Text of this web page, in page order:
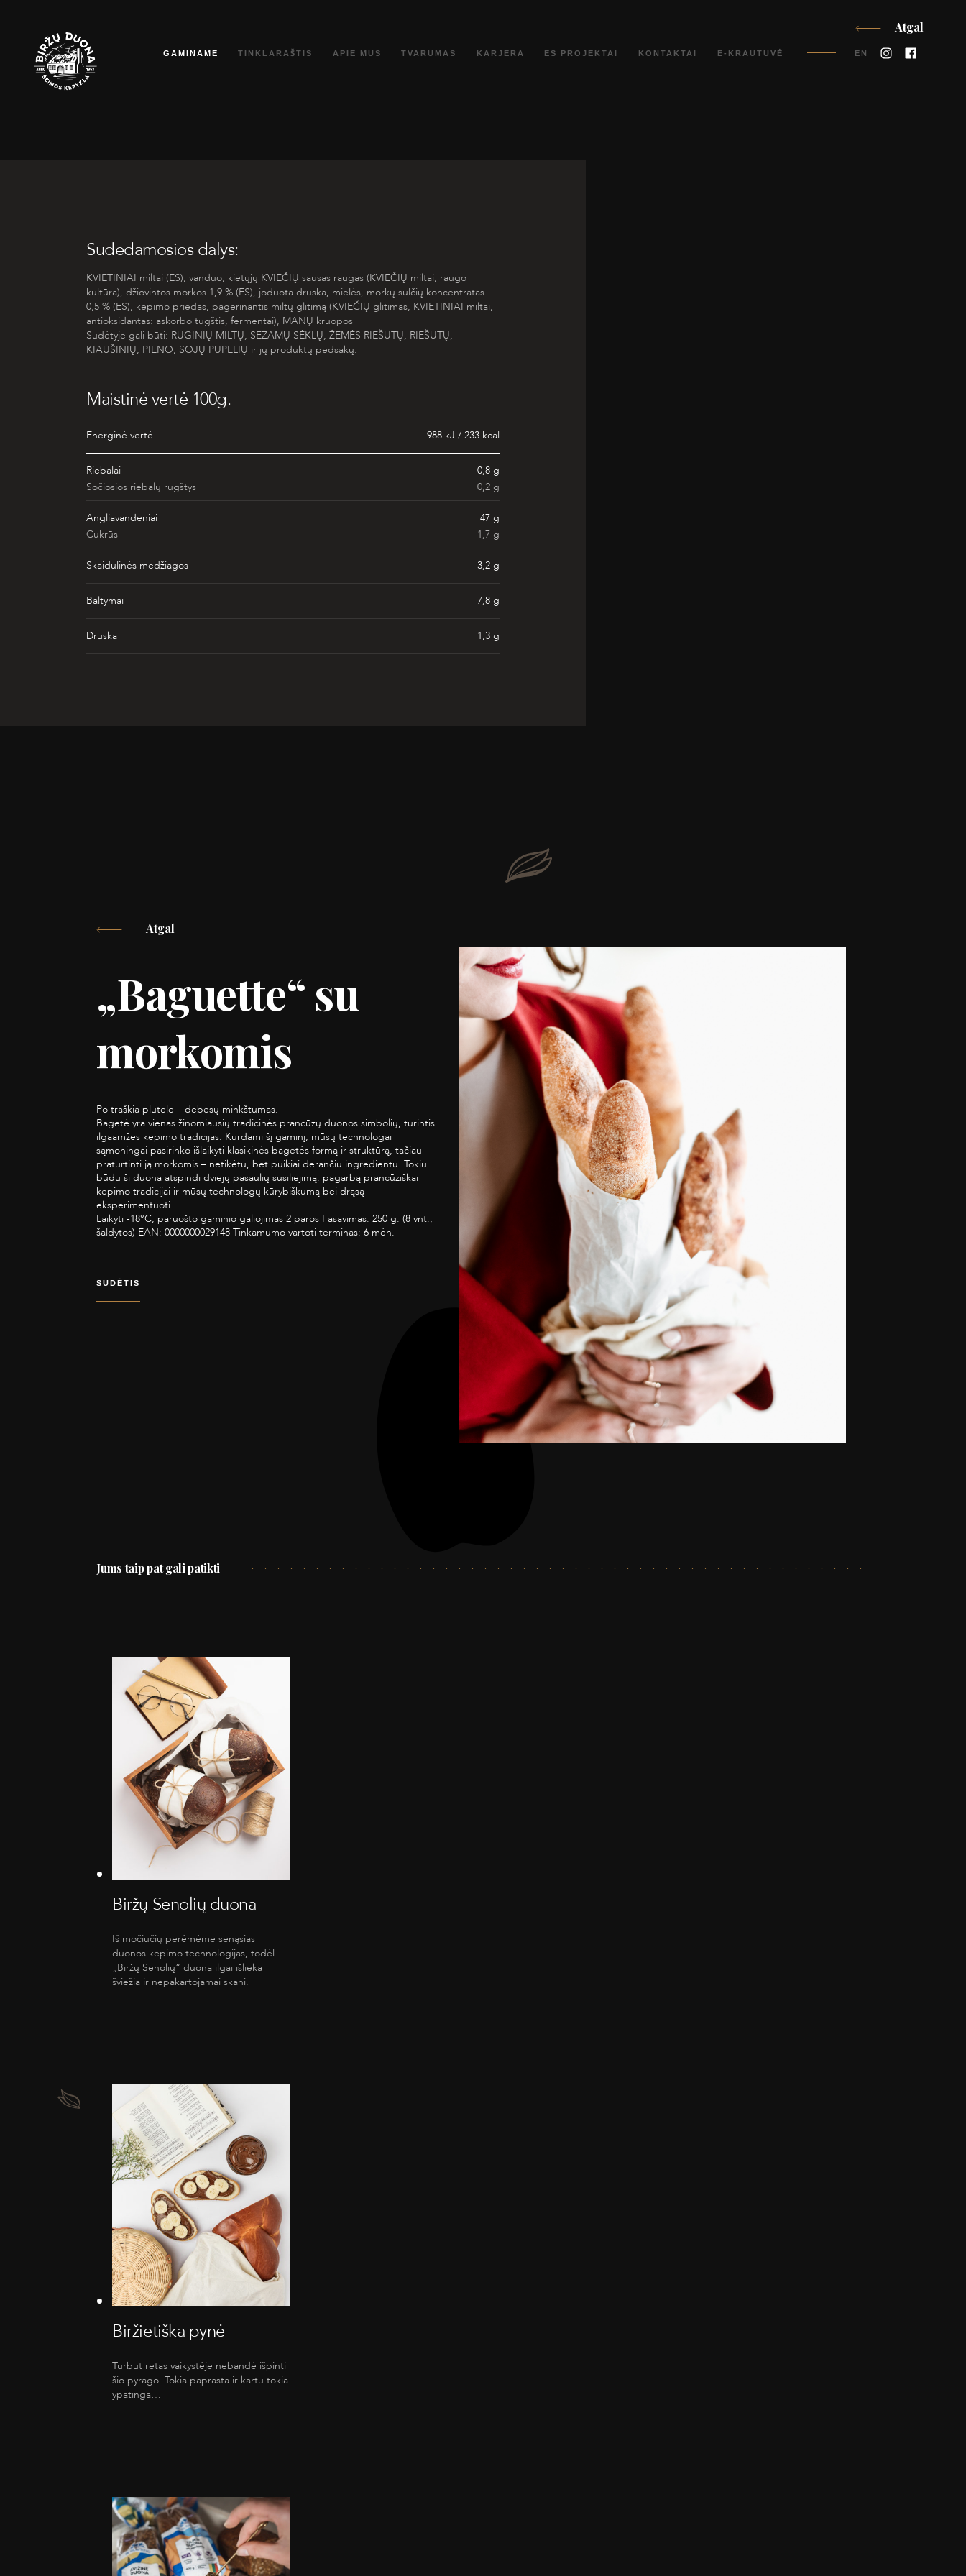
turinio
GAMINAME TINKLARAŠTIS APIE MUS TVARUMAS KARJERA ES PROJEKTAI KONTAKTAI E-KRAUTUVĖ EN Instagram
Atgal
Sudedamosios dalys:
KVIETINIAI miltai (ES), vanduo, kietųjų KVIEČIŲ sausas raugas (KVIEČIŲ miltai, raugo
kultūra), džiovintos morkos 1,9 % (ES), joduota druska, mielės, morkų sulčių koncentratas
0,5 % (ES), kepimo priedas, pagerinantis miltų glitimą (KVIEČIŲ glitimas, KVIETINIAI miltai,
antioksidantas: askorbo tūgštis, fermentai), MANŲ kruopos
Sudėtyje gali būti: RUGINIŲ MILTŲ, SEZAMŲ SĖKLŲ, ŽEMĖS RIEŠUTŲ, RIEŠUTŲ,
KIAUŠINIŲ, PIENO, SOJŲ PUPELIŲ ir jų produktų pėdsakų.
Maistinė vertė 100g.
Energinė vertė 988 kJ / 233 kcal
Riebalai
0,8 g
Sočiosios riebalų rūgštys
0,2 g
Angliavandeniai
47 g
Cukrūs
1,7 g
Skaidulinės medžiagos 3,2 g
Baltymai 7,8 g
Druska 1,3 g
Atgal
„Baguette“ su
morkomis
Po traškia plutele – debesų minkštumas.
Bagetė yra vienas žinomiausių tradicinės prancūzų duonos simbolių, turintis
ilgaamžes kepimo tradicijas. Kurdami šį gaminį, mūsų technologai
sąmoningai pasirinko išlaikyti klasikinės bagetės formą ir struktūrą, tačiau
praturtinti ją morkomis – netikėtu, bet puikiai derančiu ingredientu. Tokiu
būdu ši duona atspindi dviejų pasaulių susiliejimą: pagarbą prancūziškai
kepimo tradicijai ir mūsų technologų kūrybiškumą bei drąsą
eksperimentuoti.
Laikyti -18°C, paruošto gaminio galiojimas 2 paros Fasavimas: 250 g. (8 vnt.,
šaldytos) EAN: 0000000029148 Tinkamumo vartoti terminas: 6 mėn.
SUDĖTIS
Jums taip pat gali patikti
Biržų Senolių duona
Iš močiučių perėmėme senąsias
duonos kepimo technologijas, todėl
„Biržų Senolių“ duona ilgai išlieka
šviežia ir nepakartojamai skani.
Biržietiška pynė
Turbūt retas vaikystėje nebandė išpinti
šio pyrago. Tokia paprasta ir kartu tokia
ypatinga…